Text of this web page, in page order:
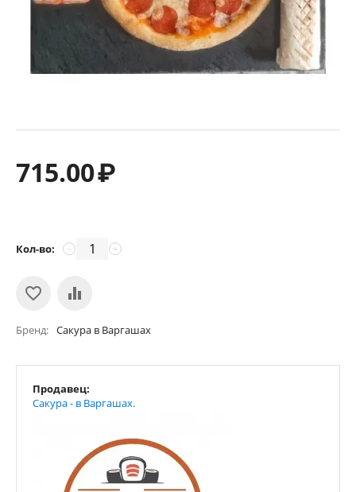
715.00₽
Кол-во: +
−
Бренд Сакура в Варгашах
Продавец:
Сакура - в Варгашах.